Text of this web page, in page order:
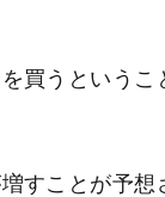
買うというこ
すことが予想